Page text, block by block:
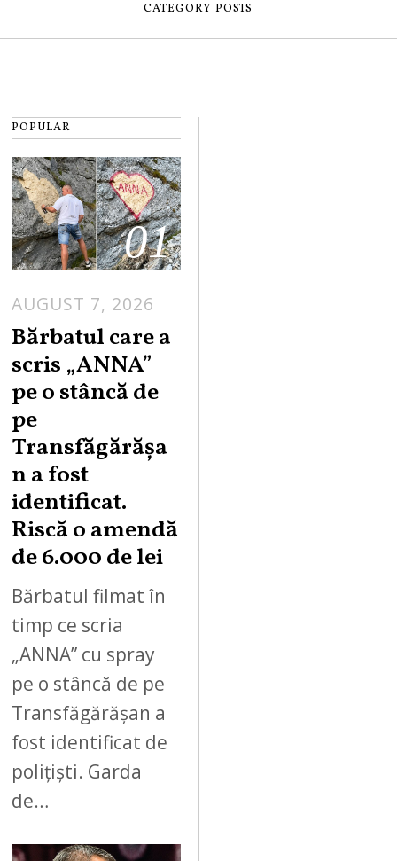
CATEGORY POSTS
POPULAR
01
AUGUST 7, 2026
Bărbatul care a
scris „ANNA”
pe o stâncă de
pe
Transfăgărășa
n a fost
identificat.
Riscă o amendă
de 6.000 de lei
Bărbatul filmat în
timp ce scria
„ANNA” cu spray
pe o stâncă de pe
Transfăgărășan a
fost identificat de
polițiști. Garda
de…